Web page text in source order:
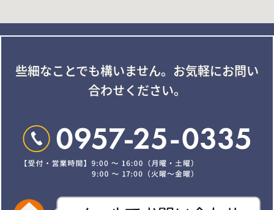
些細なことでも構いません。 お気軽にお問い
合わせください。